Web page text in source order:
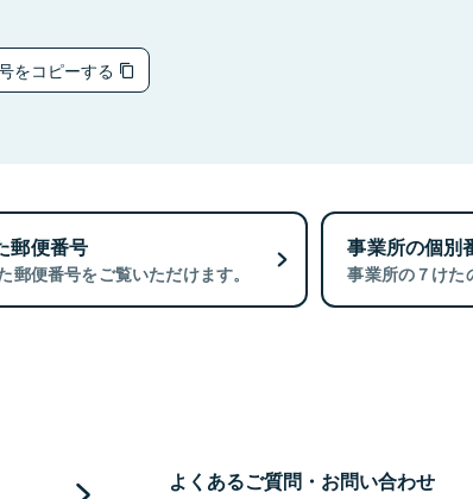
をコピーする
郵便番号
郵便番号をご覧いただけます。
事業所の個別
事業所の７けた
よくあるご質問・お問い合わせ